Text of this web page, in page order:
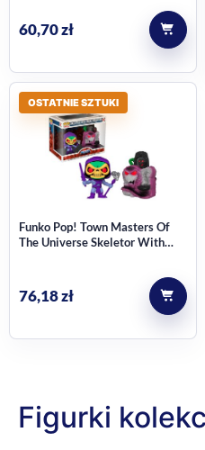
60,70zł
OSTATNIE SZTUKI
Funko Pop! Town Masters Of
The Universe Skeletor With
76,18zł
Figurki